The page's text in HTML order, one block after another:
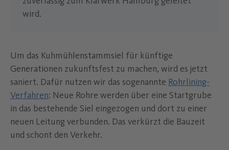
wird.
Um das Kuhmühlenstammsiel für künftige
Generationen zukunftsfest zu machen, wird es jetzt
saniert. Dafür nutzen wir das sogenannte Rohrlining-
Verfahren: Neue Rohre werden über eine Startgrube
in das bestehende Siel eingezogen und dort zu einer
neuen Leitung verbunden. Das verkürzt die Bauzeit
und schont den Verkehr.